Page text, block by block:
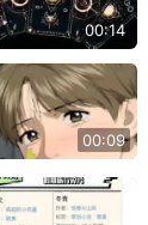
00:14
00:09